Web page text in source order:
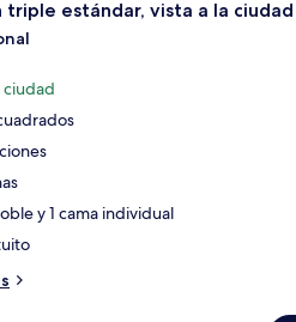
triple estándar, vista a la ciudad
ciudad
y 1 cama individual